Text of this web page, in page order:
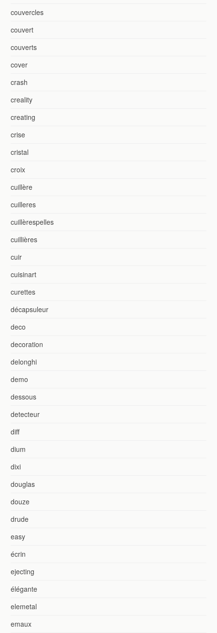
couvercles
couvert
couverts
cover
crash
creality
creating
crise
cristal
croix
cuillère
cuilleres
cuillèrespelles
cuillières
cuir
cuisinart
curettes
décapsuleur
deco
decoration
delonghi
demo
dessous
detecteur
diff
dium
dixi
douglas
douze
drude
easy
écrin
ejecting
élégante
elemetal
emaux